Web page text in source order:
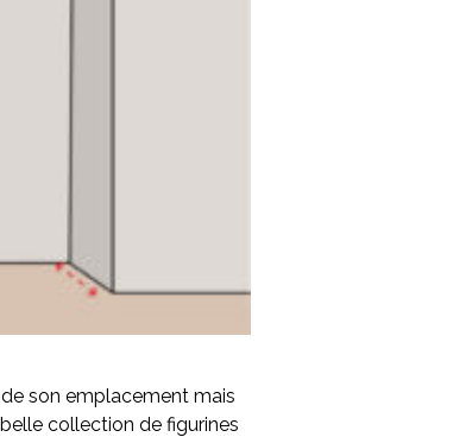
son emplacement mais
collection de figurines